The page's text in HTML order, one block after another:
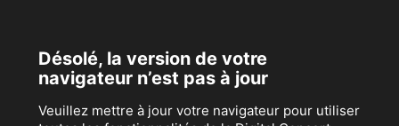
Désolé, la version de votre
navigateur n’est pas à jour
Veuillez mettre à jour votre navigateur pour utiliser